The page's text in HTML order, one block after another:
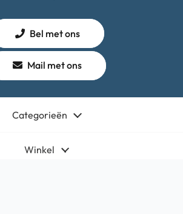
Bel met ons
Mail met ons
Categorieën
Winkel